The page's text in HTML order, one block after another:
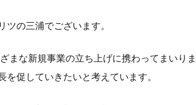
ツの三浦でございます。
まな新規事業の立ち上げに携わってまいりま
促していきたいと考えています。